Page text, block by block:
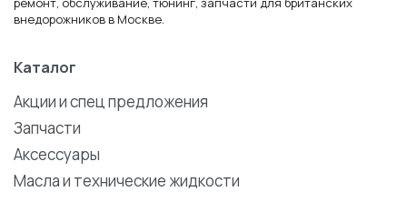
внедорожников в Москве.
Каталог
Акции и спец предложения
Запчасти
Аксессуары
Масла и технические жидкости